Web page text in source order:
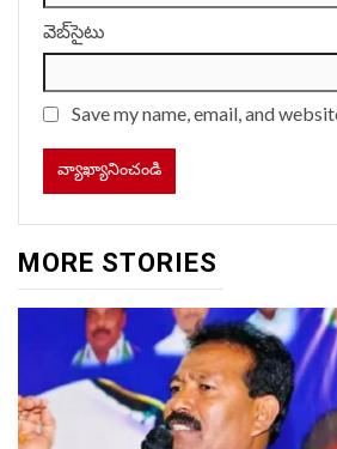
వెబ్‌సైటు
Save my name, email, and
MORE STORIES